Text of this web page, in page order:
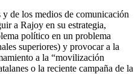
de los medios de comunicación
a Rajoy en su estrategia,
político en un problema
superiores) y provocar a la
a la “movilización
o la reciente campaña de la